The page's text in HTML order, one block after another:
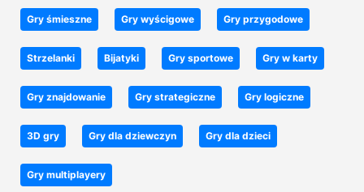
Gry śmieszne Gry wyścigowe Gry przygodowe
Strzelanki Bijatyki Gry sportowe Gry w karty
Gry znajdowanie Gry strategiczne Gry logiczne
3D gry Gry dla dziewczyn Gry dla dzieci
Gry multiplayery